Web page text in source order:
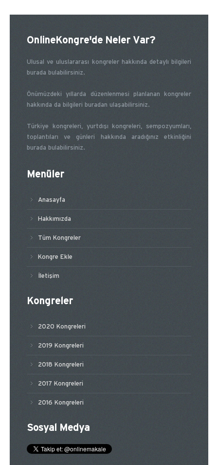
OnlineKongre'de Neler Var?
Ulusal ve uluslararası kongreler hakkında detaylı bilgileri
burada bulabilirsiniz.
Önümüzdeki yıllarda düzenlenmesi planlanan kongreler
hakkında da bilgileri buradan ulaşabilirsiniz.
Türkiye kongreleri, yurtdışı kongreleri, sempozyumları,
toplantıları ve günleri hakkında aradığınız etkinliğini
burada bulabilirsiniz.
Menüler
Anasayfa
Hakkımızda
Tüm Kongreler
Kongre Ekle
İletişim
Kongreler
2020 Kongreleri
2019 Kongreleri
2018 Kongreleri
2017 Kongreleri
2016 Kongreleri
Sosyal Medya